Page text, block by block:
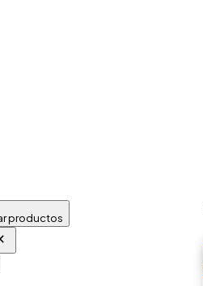
productos